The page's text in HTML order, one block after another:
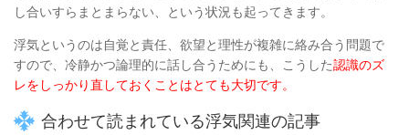
し合いすらまとまらない、という状況も起ってきます。
浮気というのは自覚と責任、欲望と理性が複雑に絡み合う問題で
すので、 冷静かつ論理的に話し合うためにも、こうした認識のズ
レをしっかり直しておくことはとても大切です。
合わせて読まれている浮気関連の記事